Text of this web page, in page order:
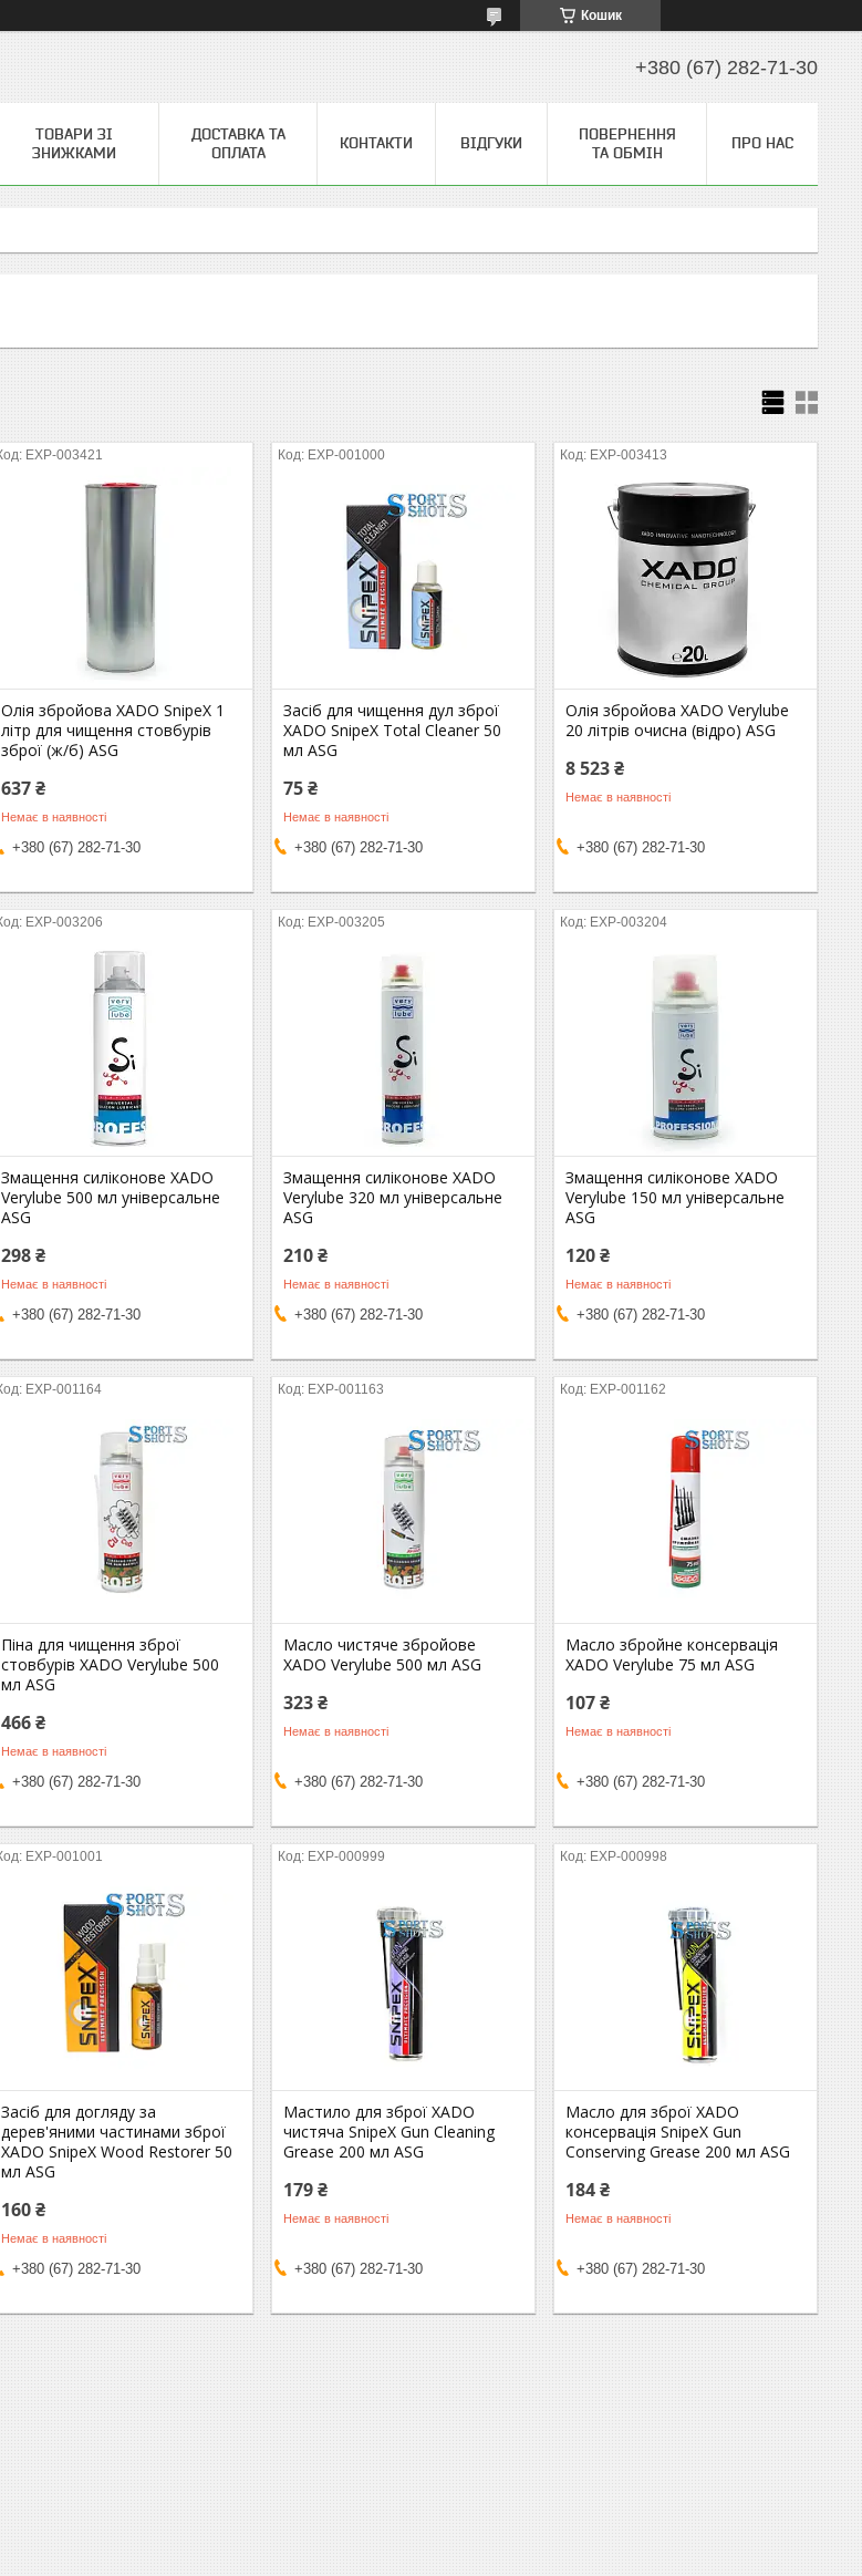
Кошик
+380 (67) 282-71-30
ТОВАРИ ЗІ
ЗНИЖКАМИ
ДОСТАВКА ТА
ОПЛАТА
КОНТАКТИ ВІДГУКИ
ПОВЕРНЕННЯ
ТА ОБМІН
ПРО НАС
EXP-003421
Олія збройова XADO SnipeX 1
літр для чищення стовбурів
зброї (ж/б) ASG
637 ₴
Немає в наявності
+380 (67) 282-71-30
EXP-001000
Засіб для чищення дул зброї
XADO SnipeX Total Cleaner 50
мл ASG
75 ₴
Немає в наявності
+380 (67) 282-71-30
EXP-003413
Олія збройова XADO Verylube
20 літрів очисна (відро) ASG
8 523 ₴
Немає в наявності
+380 (67) 282-71-30
EXP-003206
Змащення силіконове XADO
Verylube 500 мл універсальне
ASG
298 ₴
Немає в наявності
+380 (67) 282-71-30
EXP-003205
Змащення силіконове XADO
Verylube 320 мл універсальне
ASG
210 ₴
Немає в наявності
+380 (67) 282-71-30
EXP-003204
Змащення силіконове XADO
Verylube 150 мл універсальне
ASG
120 ₴
Немає в наявності
+380 (67) 282-71-30
EXP-001164
Піна для чищення зброї
стовбурів XADO Verylube 500
мл ASG
466 ₴
Немає в наявності
+380 (67) 282-71-30
EXP-001163
Масло чистяче збройове
XADO Verylube 500 мл ASG
323 ₴
Немає в наявності
+380 (67) 282-71-30
EXP-001162
Масло збройне консервація
XADO Verylube 75 мл ASG
107 ₴
Немає в наявності
+380 (67) 282-71-30
EXP-001001
Засіб для догляду за
дерев'яними частинами зброї
XADO SnipeX Wood Restorer 50
мл ASG
160 ₴
Немає в наявності
+380 (67) 282-71-30
EXP-000999
Мастило для зброї XADO
чистяча SnipeX Gun Cleaning
Grease 200 мл ASG
179 ₴
Немає в наявності
+380 (67) 282-71-30
EXP-000998
Масло для зброї XADO
консервація SnipeX Gun
Conserving Grease 200 мл ASG
184 ₴
Немає в наявності
+380 (67) 282-71-30